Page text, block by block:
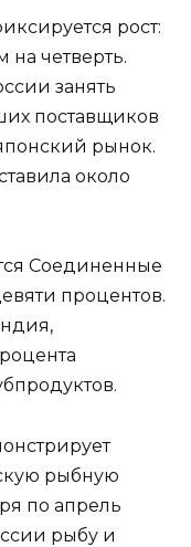
рост:
на четверть.
занять
поставщиков
рынок.
около
Соединенные
процентов.
рыбную
по апрель
рыбу и